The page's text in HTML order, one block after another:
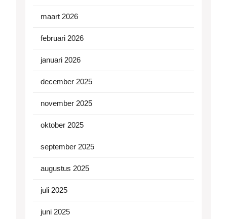
maart 2026
februari 2026
januari 2026
december 2025
november 2025
oktober 2025
september 2025
augustus 2025
juli 2025
juni 2025